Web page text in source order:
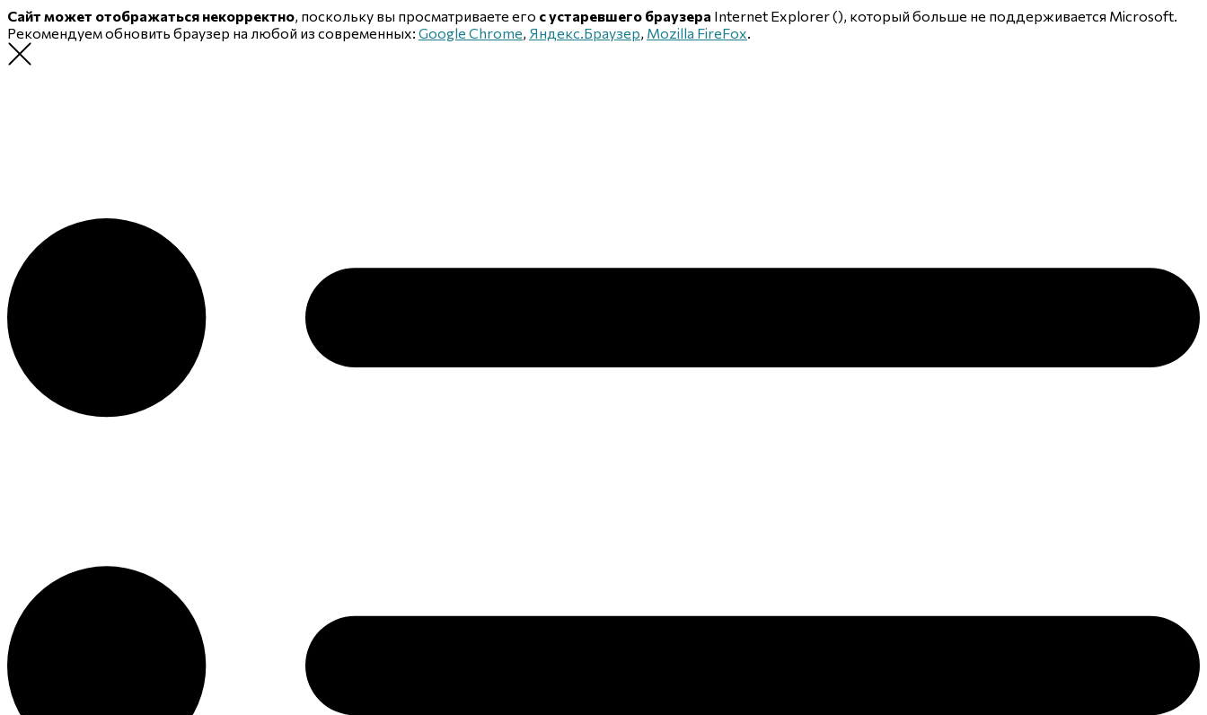
Сайт может отображаться некорректно, поскольку вы просматриваете его с устаревшего браузера Internet Explorer (), который больше не поддерживается Microsoft.
Рекомендуем обновить браузер на любой из современных: Google Chrome, Яндекс.Браузер, Mozilla FireFox.